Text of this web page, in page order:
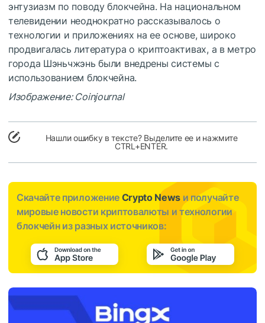
энтузиазм по поводу блокчейна. На национальном
телевидении неоднократно рассказывалось о
технологии и приложениях на ее основе, широко
продвигалась литература о криптоактивах, а в метро
города Шэньчжэнь были внедрены системы с
использованием блокчейна.
Изображение: Coinjournal
Нашли ошибку в тексте? Выделите ее и нажмите
CTRL+ENTER.
Скачайте приложение Crypto News и получайте
мировые новости криптовалюты и технологии
блокчейн из разных источников: